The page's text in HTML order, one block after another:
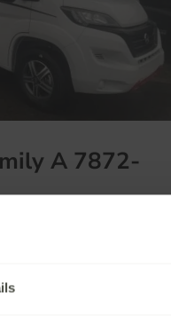
A 7872-
cm